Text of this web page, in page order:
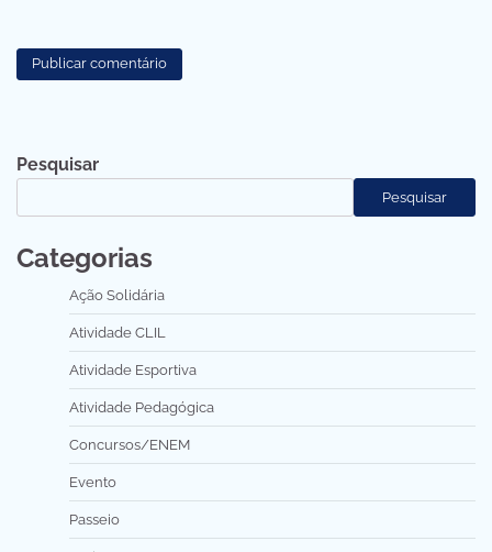
Pesquisar
Pesquisar
Categorias
Ação Solidária
Atividade CLIL
Atividade Esportiva
Atividade Pedagógica
Concursos/ENEM
Evento
Passeio